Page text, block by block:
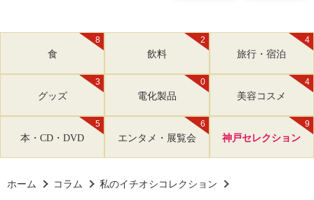
8
食
2
飲料
4
旅行・宿泊
3
グッズ
0
電化製品
4
美容コスメ
5
本・CD・DVD
6
エンタメ・展覧会
9
神戸セレクション
ホーム コラム 私のイチオシコレクション